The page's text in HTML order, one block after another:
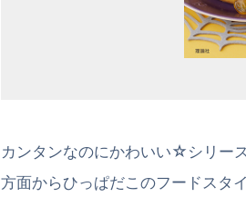
カンタンなのにかわいい☆シリー
方面からひっぱだこのフードスタ